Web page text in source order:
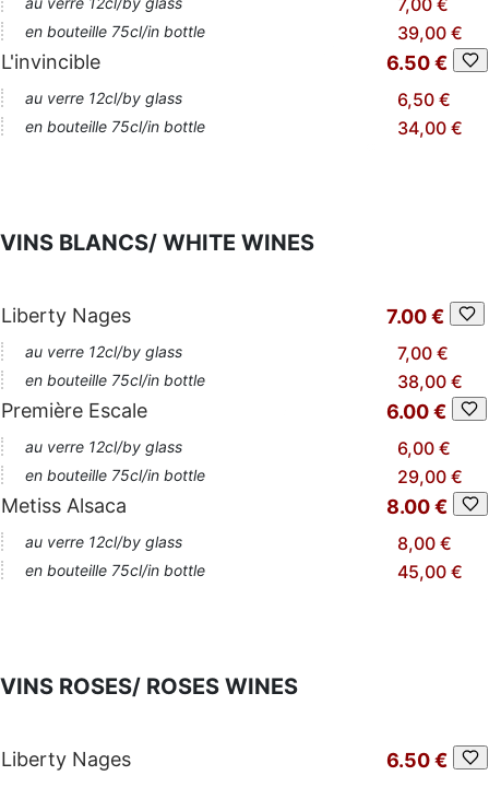
7,00 €
en bouteille 75cl/in bottle 39,00 €
L'invincible 6.50 €
au verre 12cl/by glass 6,50 €
en bouteille 75cl/in bottle 34,00 €
VINS BLANCS/ WHITE WINES
Liberty Nages 7.00 €
au verre 12cl/by glass 7,00 €
en bouteille 75cl/in bottle 38,00 €
Première Escale 6.00 €
au verre 12cl/by glass 6,00 €
en bouteille 75cl/in bottle 29,00 €
Metiss Alsaca 8.00 €
au verre 12cl/by glass 8,00 €
en bouteille 75cl/in bottle 45,00 €
VINS ROSES/ ROSES WINES
Liberty Nages 6.50 €